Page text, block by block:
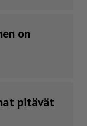
on
pitävät